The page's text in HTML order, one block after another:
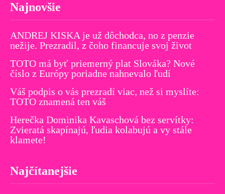
Najnovšie
ANDREJ KISKA je už dôchodca, no z penzie
nežije. Prezradil, z čoho financuje svoj život
TOTO má byť priemerný plat Slováka? Nové
číslo z Európy poriadne nahnevalo ľudí
Váš podpis o vás prezradí viac, než si myslíte:
TOTO znamená ten váš
Herečka Dominika Kavaschová bez servítky:
Zvieratá skapínajú, ľudia kolabujú a vy stále
klamete!
Najčítanejšie